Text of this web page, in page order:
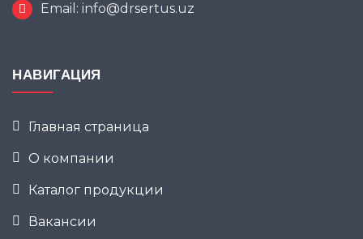
Email: info@drsertus.uz
НАВИГАЦИЯ
Главная страница
О компании
Каталог продукции
Вакансии